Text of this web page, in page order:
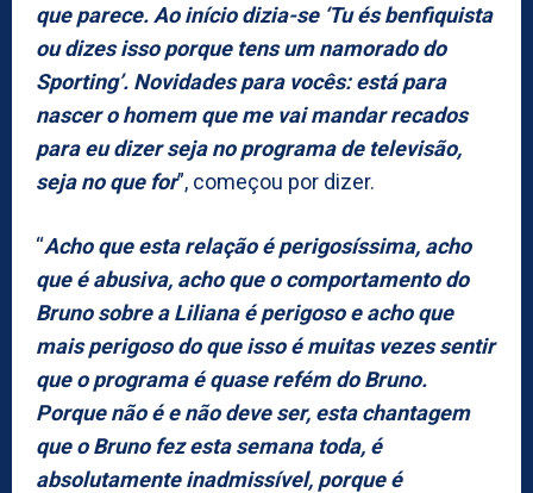
que parece. Ao início dizia-se ‘Tu és benfiquista
ou dizes isso porque tens um namorado do
Sporting’. Novidades para vocês: está para
nascer o homem que me vai mandar recados
para eu dizer seja no programa de televisão,
seja no que for”, começou por dizer.
“Acho que esta relação é perigosíssima, acho
que é abusiva, acho que o comportamento do
Bruno sobre a Liliana é perigoso e acho que
mais perigoso do que isso é muitas vezes sentir
que o programa é quase refém do Bruno.
Porque não é e não deve ser, esta chantagem
que o Bruno fez esta semana toda, é
absolutamente inadmissível, porque é